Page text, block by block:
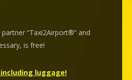
“Taxi2Airport®” and
is free!
luggage!